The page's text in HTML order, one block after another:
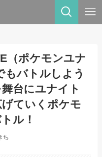
（ポケモンユナ
もバトルしよう
台にユナイト
ていくポケモ
ル！
ち